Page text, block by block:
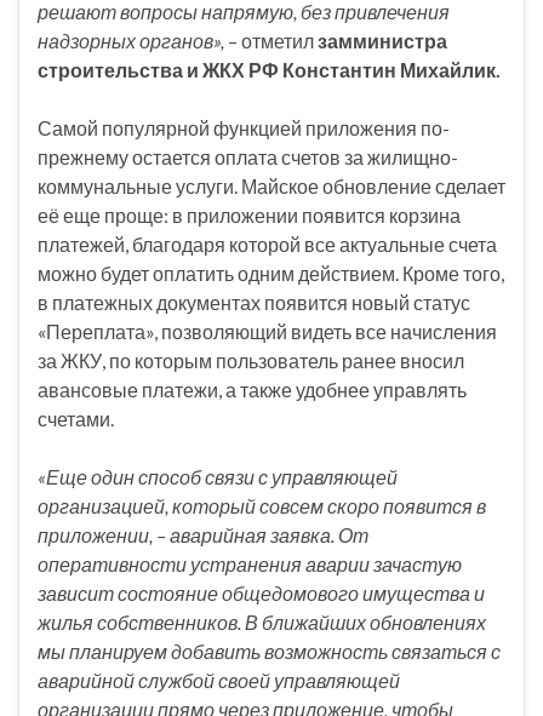
решают вопросы напрямую, без привлечения
надзорных органов», – отметилзамминистра
строительства и ЖКХ РФ Константин Михайлик.
Самой популярной функцией приложения по-
прежнему остается оплата счетов за жилищно-
коммунальные услуги. Майское обновление сделает
её еще проще: в приложении появится корзина
платежей, благодаря которой все актуальные счета
можно будет оплатить одним действием. Кроме того,
в платежных документах появится новый статус
«Переплата», позволяющий видеть все начисления
за ЖКУ, по которым пользователь ранее вносил
авансовые платежи, а также удобнее управлять
счетами.
«Еще один способ связи с управляющей
организацией, который совсем скоро появится в
приложении, – аварийная заявка. От
оперативности устранения аварии зачастую
зависит состояние общедомового имущества и
жилья собственников. В ближайших обновлениях
мы планируем добавить возможность связаться с
аварийной службой своей управляющей
организации прямо через приложение, чтобы